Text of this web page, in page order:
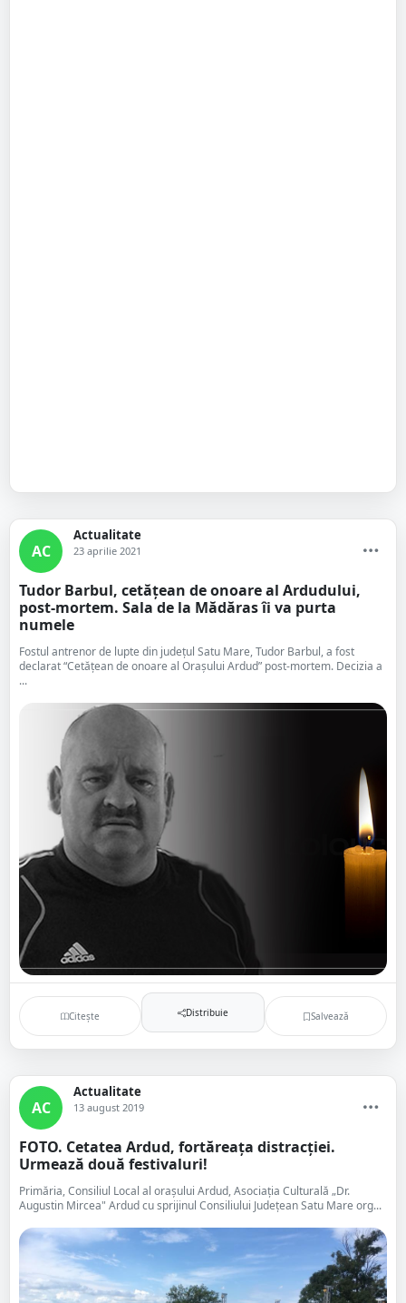
AC
Actualitate
23 aprilie 2021
Tudor Barbul, cetățean de onoare al Ardudului,
post-mortem. Sala de la Mădăras îi va purta
numele
Fostul antrenor de lupte din județul Satu Mare, Tudor Barbul, a fost
declarat “Cetăţean de onoare al Oraşului Ardud” post-mortem. Decizia a
...
Citește Distribuie Salvează
AC
Actualitate
13 august 2019
FOTO. Cetatea Ardud, fortăreața distracției.
Urmează două festivaluri!
Primăria, Consiliul Local al oraşului Ardud, Asociația Culturală „Dr.
Augustin Mircea" Ardud cu sprijinul Consiliului Județean Satu Mare org...